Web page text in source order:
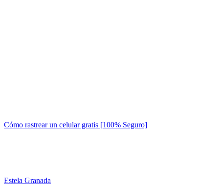
Cómo rastrear un celular gratis [100% Seguro]
Estela Granada